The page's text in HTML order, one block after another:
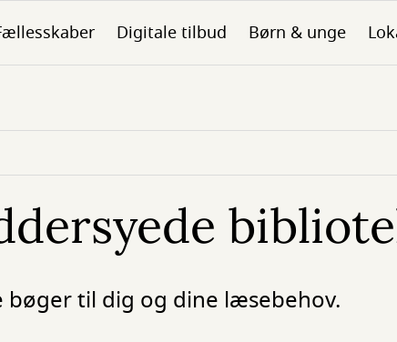
Digitale tilbud Børn & unge
bøger til dig og dine læsebehov.